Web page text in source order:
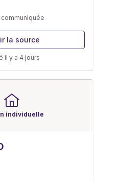
la source
il y a 4 jours
individuelle